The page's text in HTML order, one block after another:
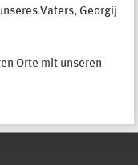
Vaters, Georgij
Orte mit unseren